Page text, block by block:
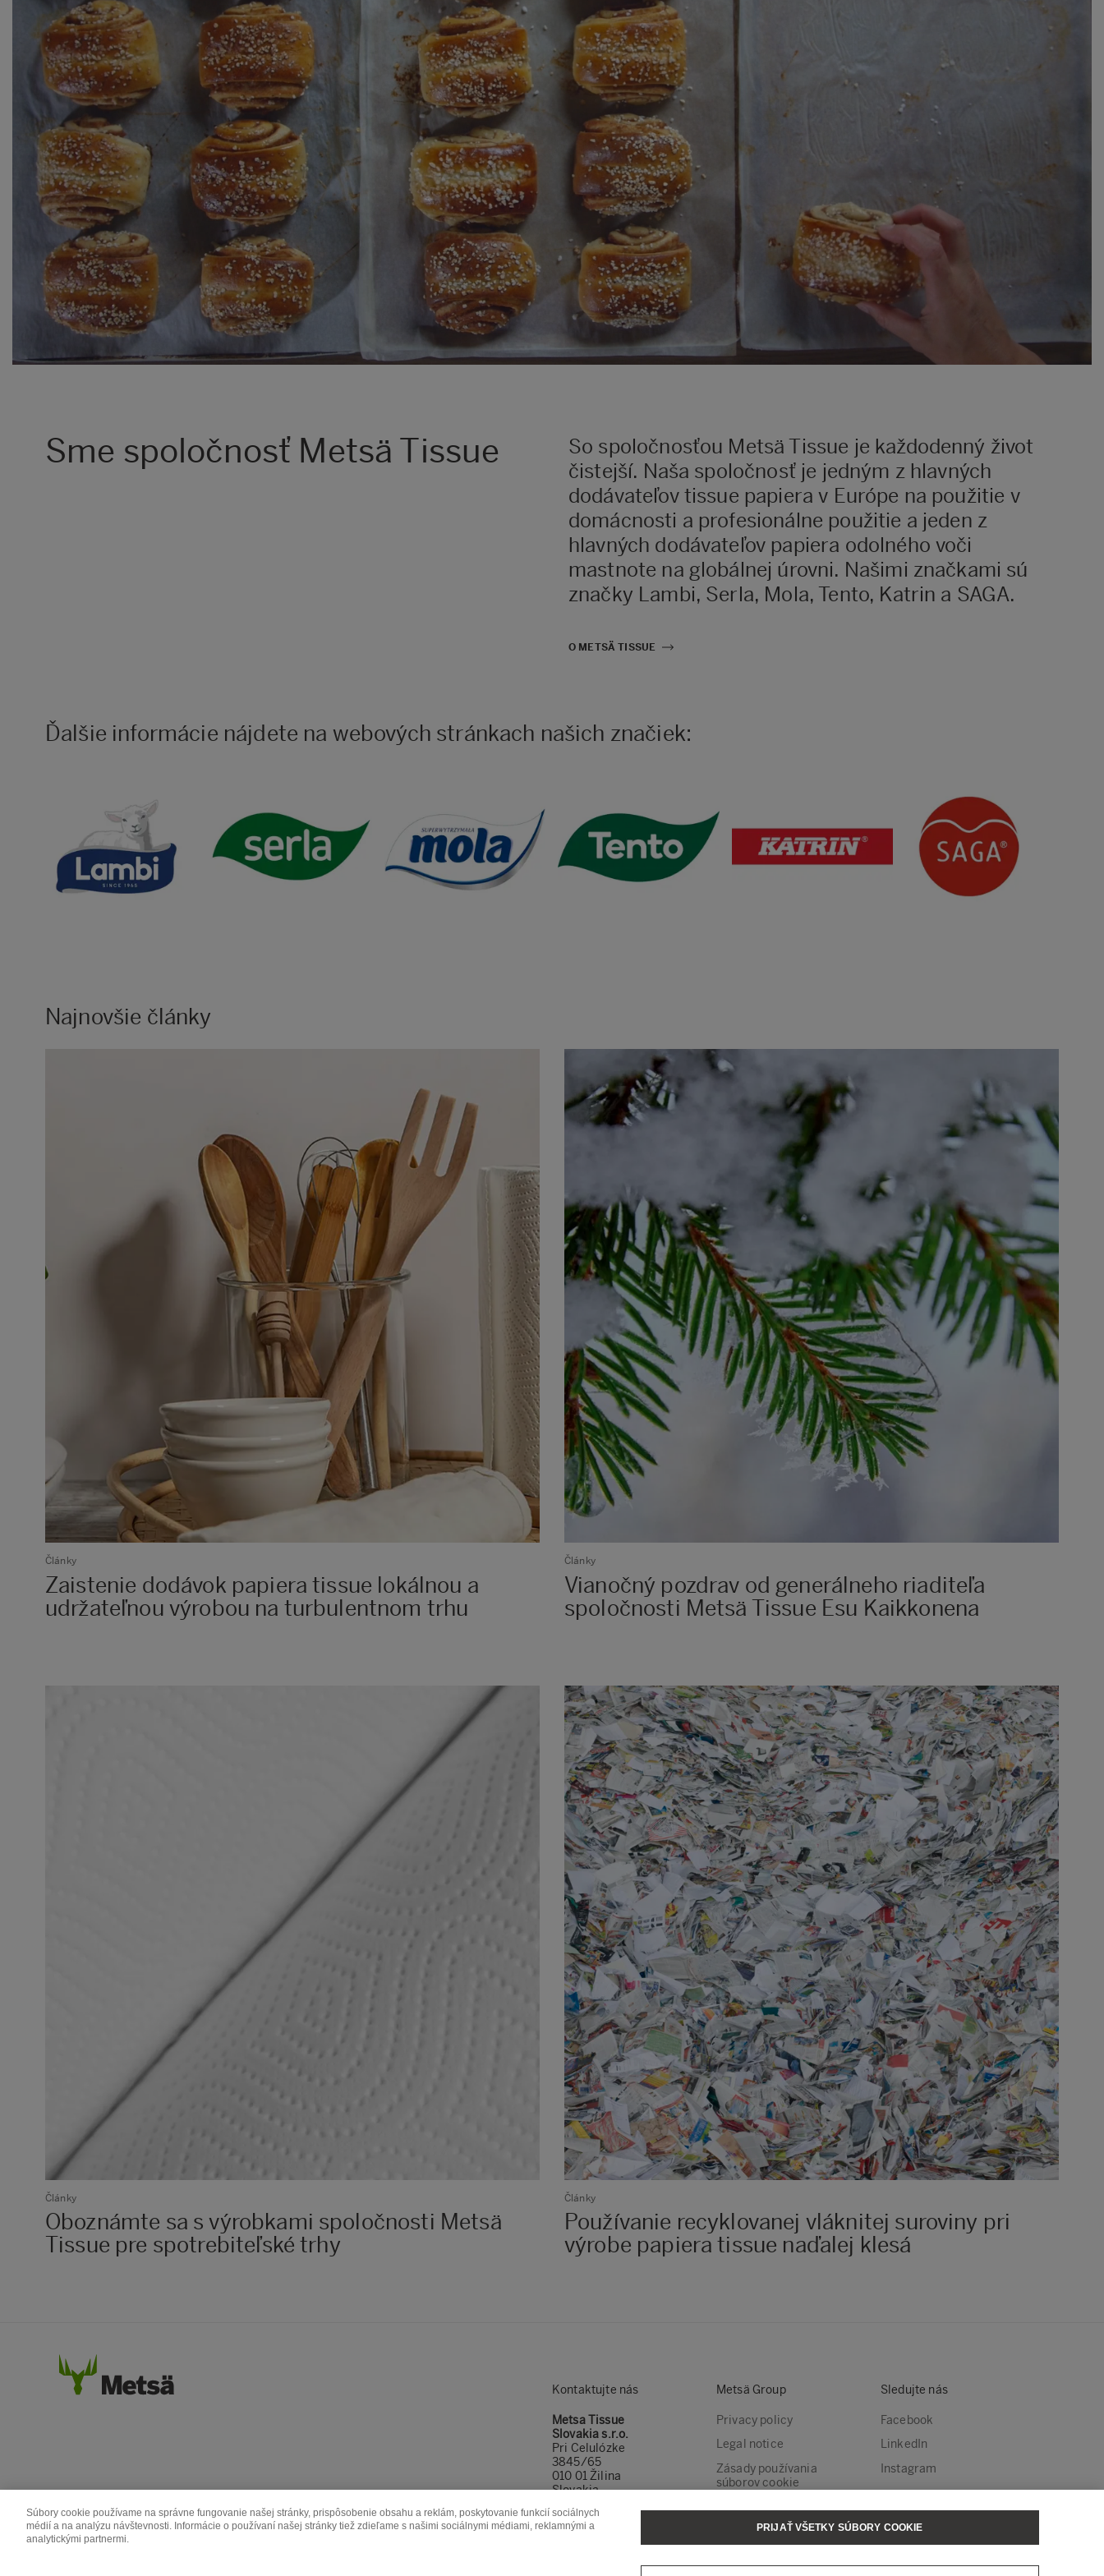
Sme spoločnosť Metsä Tissue
So spoločnosťou Metsä Tissue je každodenný život
čistejší. Naša spoločnosť je jedným z hlavných
dodávateľov tissue papiera v Európe na použitie v
domácnosti a profesionálne použitie a jeden z
hlavných dodávateľov papiera odolného voči
mastnote na globálnej úrovni. Našimi značkami sú
značky Lambi, Serla, Mola, Tento, Katrin a SAGA.
O METSÄ TISSUE
Ďalšie informácie nájdete na webových stránkach našich značiek:
Najnovšie články
Články
Zaistenie dodávok papiera tissue lokálnou a
udržateľnou výrobou na turbulentnom trhu
Články
Vianočný pozdrav od generálneho riaditeľa
spoločnosti Metsä Tissue Esu Kaikkonena
Články
Oboznámte sa s výrobkami spoločnosti Metsä
Tissue pre spotrebiteľské trhy
Články
Používanie recyklovanej vláknitej suroviny pri
výrobe papiera tissue naďalej klesá
Kontaktujte nás
Metsa Tissue
Slovakia s.r.o.
Pri Celulózke
3845/65
010 01 Žilina
Slovakia
Metsä Group
Privacy policy
Legal notice
Zásady používania
súborov cookie
Sledujte nás
Facebook
LinkedIn
Instagram
Súbory cookie používame na správne fungovanie našej stránky, prispôsobenie obsahu a reklám, poskytovanie funkcií sociálnych
médií a na analýzu návštevnosti. Informácie o používaní našej stránky tiež zdieľame s našimi sociálnymi médiami, reklamnými a
analytickými partnermi.
PRIJAŤ VŠETKY SÚBORY COOKIE